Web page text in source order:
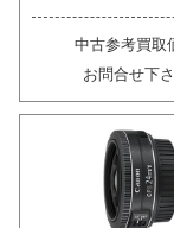
中古参考買取
お問合せ下